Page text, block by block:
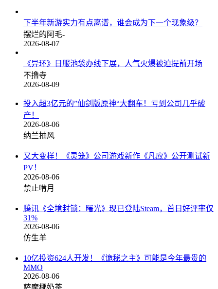
下半年新游实力有点离谱，谁会成为下一个现象级？
摆烂的阿毛-
2026-08-07
《异环》日服池袋办线下展，人气火爆被迫提前开场
不撸寺
2026-08-09
投入超3亿元的”仙剑版原神“大翻车！亏到公司几乎破
产！
2026-08-06
纳兰抽风
又大变样！《灵笼》公司游戏新作《凡应》公开测试新
PV！
2026-08-06
禁止啃月
腾讯《全境封锁：曙光》现已登陆Steam，首日好评率仅
31%
2026-08-06
仿生羊
10亿投资624人开发！《诡秘之主》可能是今年最贵的
MMO
2026-08-06